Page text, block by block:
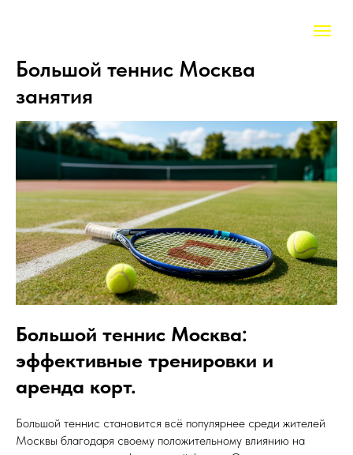
Большой теннис Москва
занятия
Большой теннис Москва:
эффективные тренировки и
аренда корт.
Большой теннис становится всё популярнее среди жителей
Москвы благодаря своему положительному влиянию на